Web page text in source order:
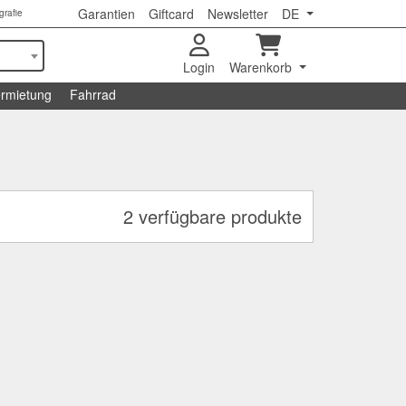
Garantien Giftcard Newsletter DE
Login
Warenkorb
Fahrrad
2 verfügbare produkte